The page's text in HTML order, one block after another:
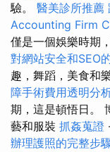
驗。 醫美診所推薦
Accounting Firm
僅是一個娛樂時期
對網站安全和SEO
趣，舞蹈，美食和
障手術費用透明分
期，這是頓悟日。
藝和服裝 抓姦蒐證
辦理護照的完整步